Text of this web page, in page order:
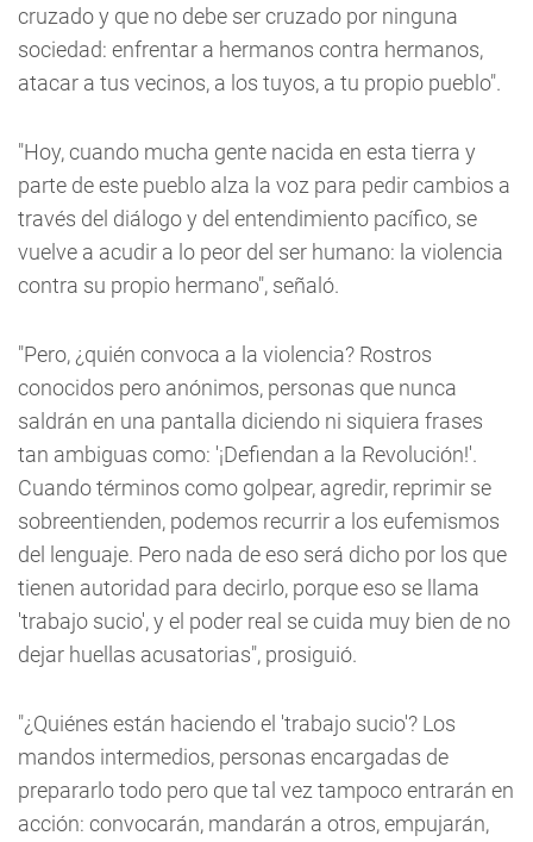
cruzado y que no debe ser cruzado por ninguna
sociedad: enfrentar a hermanos contra hermanos,
atacar a tus vecinos, a los tuyos, a tu propio pueblo".
"Hoy, cuando mucha gente nacida en esta tierra y
parte de este pueblo alza la voz para pedir cambios a
través del diálogo y del entendimiento pacífico, se
vuelve a acudir a lo peor del ser humano: la violencia
contra su propio hermano", señaló.
"Pero, ¿quién convoca a la violencia? Rostros
conocidos pero anónimos, personas que nunca
saldrán en una pantalla diciendo ni siquiera frases
tan ambiguas como: '¡Defiendan a la Revolución!'.
Cuando términos como golpear, agredir, reprimir se
sobreentienden, podemos recurrir a los eufemismos
del lenguaje. Pero nada de eso será dicho por los que
tienen autoridad para decirlo, porque eso se llama
'trabajo sucio', y el poder real se cuida muy bien de no
dejar huellas acusatorias", prosiguió.
"¿Quiénes están haciendo el 'trabajo sucio'? Los
mandos intermedios, personas encargadas de
prepararlo todo pero que tal vez tampoco entrarán en
acción: convocarán, mandarán a otros, empujarán,